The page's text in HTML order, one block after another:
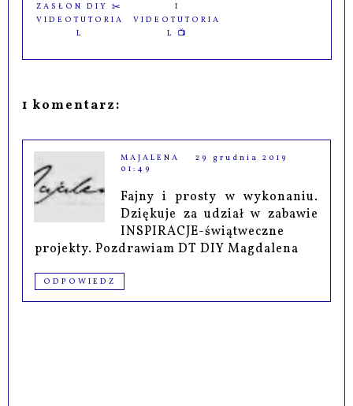
ZASŁON DIY ✂️
VIDEOTUTORIA
L
I
VIDEOTUTORIA
L 📺
1 komentarz:
MAJALENA
29 grudnia 2019
01:49
Fajny i prosty w wykonaniu.
Dziękuje za udział w zabawie
INSPIRACJE-świątweczne
projekty. Pozdrawiam DT DIY Magdalena
ODPOWIEDZ